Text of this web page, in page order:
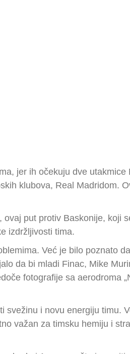
jer ih očekuju dve
klubova, Real Madridom.
put protiv Baskonije, koji
izdržljivosti tima.
Već je bilo poznato
da bi mladi Finac, Mike
fotografije sa aerodroma
i novu energiju timu.
važan za timsku hemiju i